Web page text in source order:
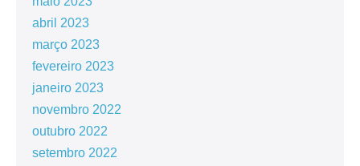
abril 2023
março 2023
fevereiro 2023
janeiro 2023
novembro 2022
outubro 2022
setembro 2022